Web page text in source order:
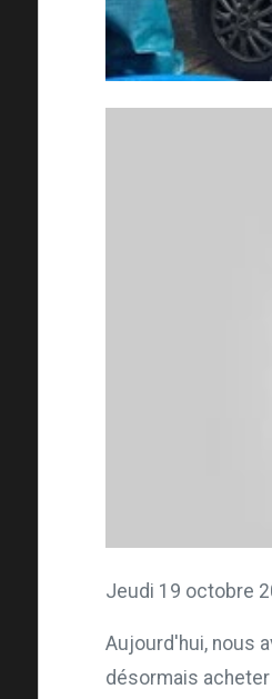
Jeudi 19 octobre
Aujourd'hui, nous
désormais